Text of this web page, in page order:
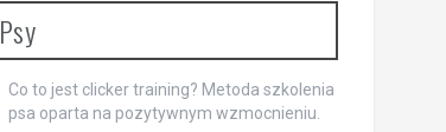
Psy
Co to jest clicker training? Metoda szkolenia
psa oparta na pozytywnym wzmocnieniu.